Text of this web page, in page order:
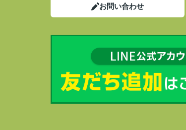
お問い合わせ